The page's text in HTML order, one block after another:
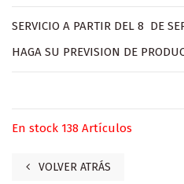
SERVICIO A PARTIR DEL 8 DE
HAGA SU PREVISION DE
En stock 138 Artículos
VOLVER ATRÁS